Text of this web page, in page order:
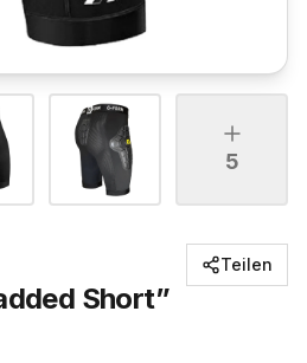
5
Short”
Teilen